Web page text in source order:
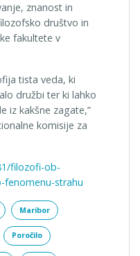
znanost in
društvo in
fakultete v
tista veda, ki
družbi ter ki lahko
iz kakšne zagate,”
komisije za
filozofi-ob-
fenomenu-strahu
Maribor
Poročilo